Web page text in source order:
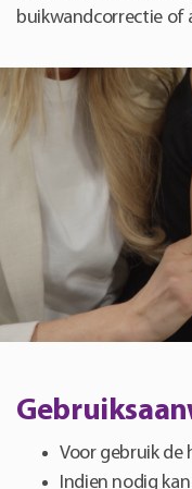
buikwandcorrectie of
Voor gebruik de
Indien nodig